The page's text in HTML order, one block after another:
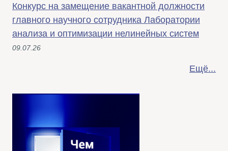
Конкурс на замещение вакантной должности
главного научного сотрудника Лаборатории
анализа и оптимизации нелинейных систем
09.07.26
Ещё...